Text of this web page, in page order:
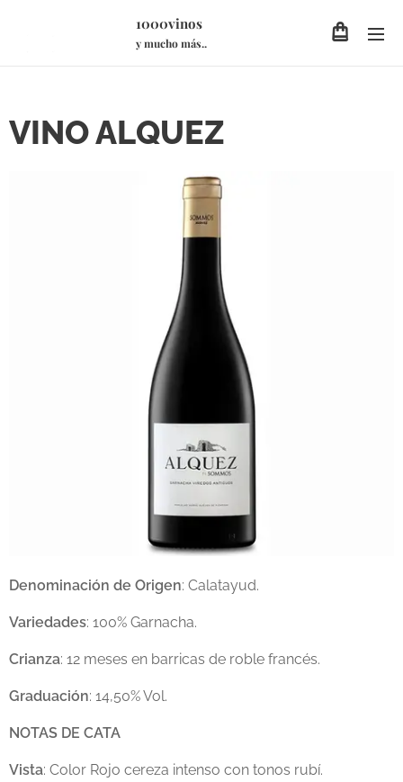
1000vinos
y mucho más..
VINO ALQUEZ
Denominación de Origen: Calatayud.
Variedades: 100% Garnacha.
Crianza: 12 meses en barricas de roble francés.
Graduación: 14,50% Vol.
NOTAS DE CATA
Vista: Color Rojo cereza intenso con tonos rubí.